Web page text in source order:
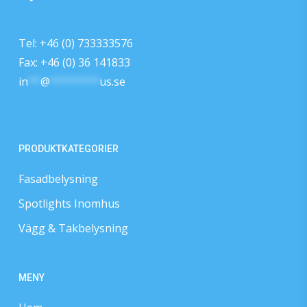
Tel: +46 (0) 733333576
Fax: +46 (0) 36 141833
in
@ us.se
PRODUKTKATEGORIER
Fasadbelysning
Spotlights Inomhus
Vägg & Takbelysning
MENY